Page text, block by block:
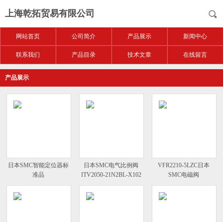
上海乾拓贸易有限公司
网站首页 公司简介 产品展示 新闻中心
联系我们 产品目录 技术文章 在线留言
产品展示
日本SMC智能定位器标
准品
日本SMC电气比例阀
ITV2050-21N2BL-X102
VFR2210-5LZC日本
SMC电磁阀